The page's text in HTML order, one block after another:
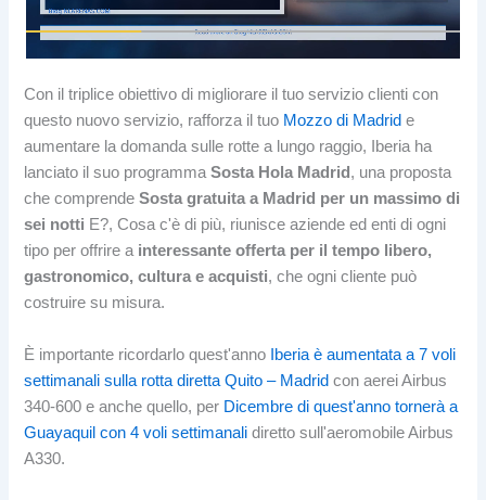
Con il triplice obiettivo di migliorare il tuo servizio clienti con
questo nuovo servizio, rafforza il tuo Mozzo di Madrid e
aumentare la domanda sulle rotte a lungo raggio, Iberia ha
lanciato il suo programmaSosta Hola Madrid , una proposta
che comprendeSosta gratuita a Madrid per un massimo di
sei notti E?, Cosa c'è di più, riunisce aziende ed enti di ogni
tipo per offrire a interessante offerta per il tempo libero,
gastronomico, cultura e acquisti, che ogni cliente può
costruire su misura.
È importante ricordarlo quest'anno
Iberia è aumentata a 7 voli
settimanali sulla rotta diretta Quito – Madrid con aerei Airbus
340-600 e anche quello, per Dicembre di quest'anno tornerà a
Guayaquil con 4 voli settimanali diretto sull'aeromobile Airbus
A330.